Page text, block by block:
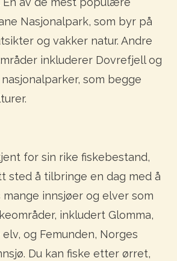
Nasjonalpark, som byr på
og vakker natur. Andre
inkluderer Dovrefjell og
som begge
for sin rike fiskebestand,
sted å tilbringe en dag med å
mange innsjøer og elver som
inkludert Glomma,
og Femunden, Norges
Du kan fiske etter ørret,